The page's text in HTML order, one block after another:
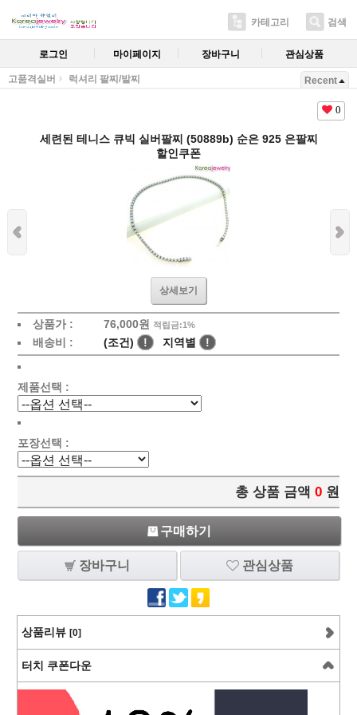
카테고리 검색
로그인 마이페이지 장바구니 관심상품
고품격실버 럭셔리 팔찌/발찌 Recent
0
세련된 테니스 큐빅 실버팔찌 (50889b) 순은 925 은팔찌
할인쿠폰
상세보기
상품가 : 76,000원 적립금:1%
배송비 : (조건) ! 지역별 !
제품선택 :
포장선택 :
총 상품 금액 0 원
구매하기
장바구니 관심상품
상품리뷰 [0]
터치 쿠폰다운